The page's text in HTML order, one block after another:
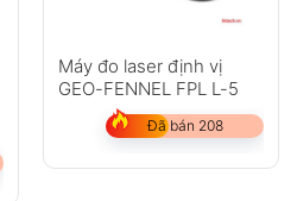
Máy đo laser định vị
GEO-FENNEL FPL L-5
Đã bán 208